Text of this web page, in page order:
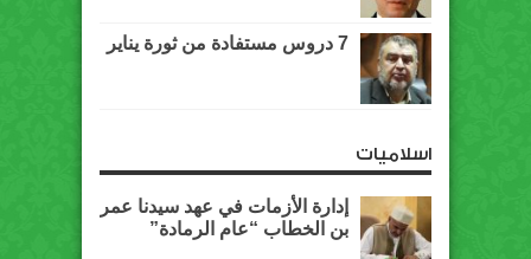
7 دروس مستفادة من ثورة يناير
اسلاميات
إدارة الأزمات في عهد سيدنا عمر
بن الخطاب “عام الرمادة”